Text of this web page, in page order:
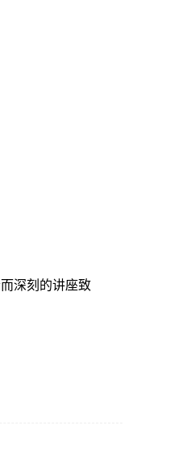
深刻的讲座致